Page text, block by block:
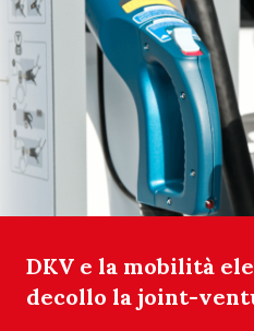
DKV e la mobilità
decollo la joint-